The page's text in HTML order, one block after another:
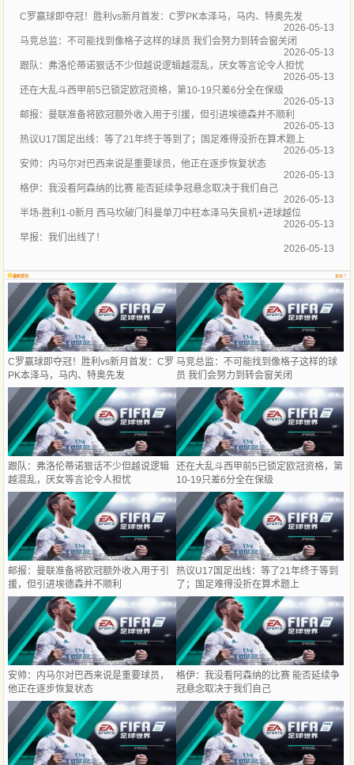
C罗赢球即夺冠！胜利vs新月首发：C罗PK本泽马，马内、特奥先发
2026-05-13
马竞总监：不可能找到像格子这样的球员 我们会努力到转会窗关闭
2026-05-13
跟队：弗洛伦蒂诺狠话不少但越说逻辑越混乱，厌女等言论令人担忧
2026-05-13
还在大乱斗西甲前5已锁定欧冠资格，第10-19只差6分全在保级
2026-05-13
邮报：曼联准备将欧冠额外收入用于引援，但引进埃德森并不顺利
2026-05-13
热议U17国足出线：等了21年终于等到了；国足难得没折在算术题上
2026-05-13
安帅：内马尔对巴西来说是重要球员，他正在逐步恢复状态
2026-05-13
格伊：我没看阿森纳的比赛 能否延续争冠悬念取决于我们自己
2026-05-13
半场-胜利1-0新月 西马坎破门科曼单刀中柱本泽马失良机+进球越位
2026-05-13
早报：我们出线了！
2026-05-13
最新资讯 更多
C罗赢球即夺冠！胜利vs新月首发：C罗
PK本泽马，马内、特奥先发
马竞总监：不可能找到像格子这样的球
员 我们会努力到转会窗关闭
跟队：弗洛伦蒂诺狠话不少但越说逻辑
越混乱，厌女等言论令人担忧
还在大乱斗西甲前5已锁定欧冠资格，第
10-19只差6分全在保级
邮报：曼联准备将欧冠额外收入用于引
援，但引进埃德森并不顺利
热议U17国足出线：等了21年终于等到
了；国足难得没折在算术题上
安帅：内马尔对巴西来说是重要球员，
他正在逐步恢复状态
格伊：我没看阿森纳的比赛 能否延续争
冠悬念取决于我们自己